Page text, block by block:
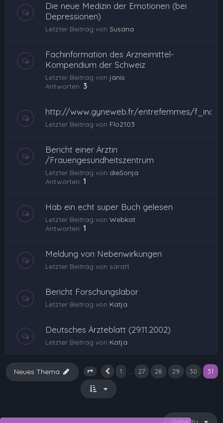
Die neue Medizin der Emotionen (bei
Depressionen)
Letzter Beitrag von Susana
Fachinformation des Arzneimittel-
Kompendium der Schweiz
Letzter Beitrag von janis
Antworten: 3
http://www.gyneweb.fr/entrefemmes/
Letzter Beitrag von Flo2103
Bericht einer Ärztin
/Frauengesundheitszentrum
Letzter Beitrag von dieSonja
Antworten: 1
Hab ein echt super Buch gelesen
Letzter Beitrag von Webkat
Antworten: 1
Meldung von Nebenwirkungen
Letzter Beitrag von saratt
Bericht Forschungslabor
Letzter Beitrag von Katja
Deutsches Ärzteblatt (29.11.2002)
Letzter Beitrag von Katja
Seite 31 von31
Vorherige
1 27 28 29 30 31
Neues Thema